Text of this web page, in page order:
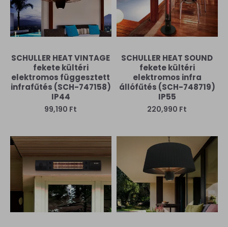
SCHULLER HEAT VINTAGE
fekete kültéri
elektromos függesztett
infrafűtés (SCH-747158)
IP44
99,190 Ft
SCHULLER HEAT SOUND
fekete kültéri
elektromos infra
állófűtés (SCH-748719)
IP55
220,990 Ft